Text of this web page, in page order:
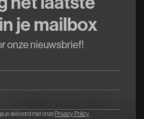
je mailbox
onze nieuwsbrief!
je akkoord met onzePrivacy Policy